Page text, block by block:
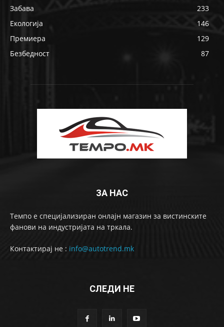
Забава
233
Екологија
146
Премиера
129
Безбедност
87
ЗА НАС
Темпо е специјализиран онлајн магазин за вистинските
фанови на индустријата на тркала.
Контактирај не : info@autotrend.mk
СЛЕДИ НЕ